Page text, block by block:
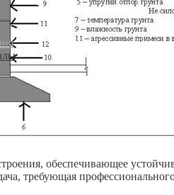
обеспечивающее
требующая